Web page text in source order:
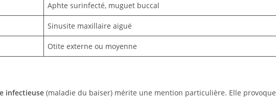
Aphte surinfecté, muguet buccal
Sinusite maxillaire aiguë
Otite externe ou moyenne
infectieuse (maladie du baiser) mérite une mention particulière. Elle provoque